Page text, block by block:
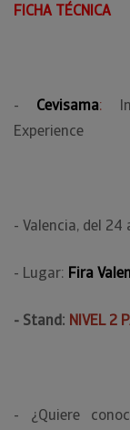
FICHA TÉCNICA
- Cevisama:
Experience
- Valencia, del
- Lugar: Fira
- Stand: NIVEL 2
- ¿Quiere